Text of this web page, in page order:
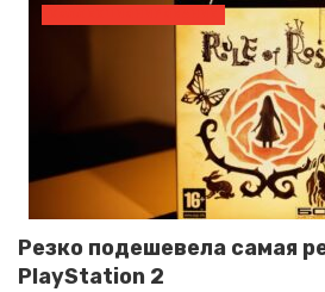
Резко подешевела самая
PlayStation 2